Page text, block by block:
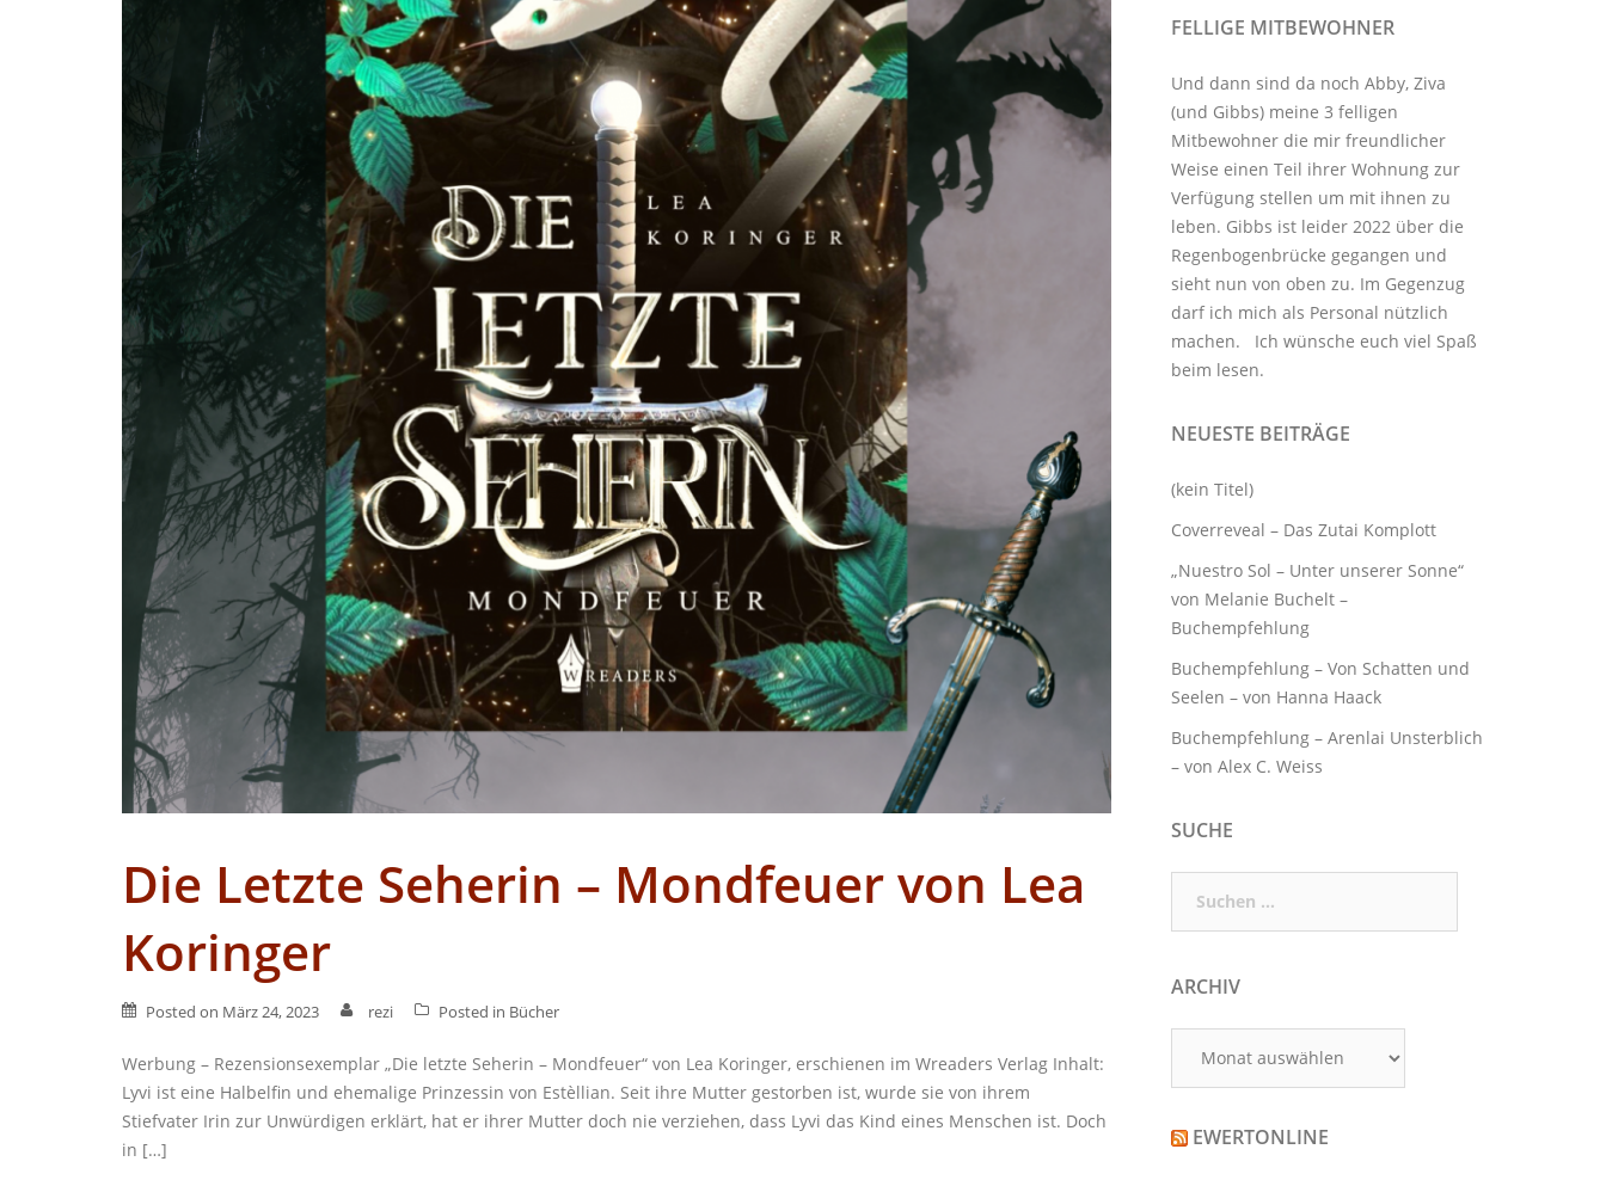
Die Letzte Seherin – Mondfeuer von Lea
Koringer
Posted on März 24, 2023 rezi Posted in Bücher
Werbung – Rezensionsexemplar „Die letzte Seherin – Mondfeuer“ von Lea Koringer, erschienen im Wreaders Verlag Inhalt:
Lyvi ist eine Halbelfin und ehemalige Prinzessin von Estèllian. Seit ihre Mutter gestorben ist, wurde sie von ihrem
Stiefvater Irin zur Unwürdigen erklärt, hat er ihrer Mutter doch nie verziehen, dass Lyvi das Kind eines Menschen ist. Doch
in […]
FELLIGE MITBEWOHNER
Und dann sind da noch Abby, Ziva
(und Gibbs) meine 3 felligen
Mitbewohnerdie mir freundlicher
Weise einen Teil ihrer Wohnung zur
Verfügung stellen um mit ihnen zu
leben. Gibbs ist leider 2022 über die
Regenbogenbrücke gegangen und
sieht nun von oben zu. Im Gegenzug
darf ich mich als Personal nützlich
machen. Ich wünsche euch viel Spaß
beim lesen.
NEUESTE BEITRÄGE
(kein Titel)
Coverreveal – Das Zutai Komplott
„Nuestro Sol – Unter unserer Sonne“
von Melanie Buchelt –
Buchempfehlung
Buchempfehlung – Von Schatten und
Seelen – von Hanna Haack
Buchempfehlung – Arenlai Unsterblich
– von Alex C. Weiss
SUCHE
nach:
ARCHIV
EWERTONLINE